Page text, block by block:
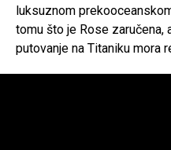
luksuznom
tomu što je Rose zaručena,
putovanje na Titaniku mora